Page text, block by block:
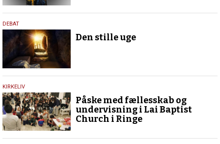
28.
marts
2024
DEBAT
Den stille uge
23.
marts
2024
KIRKELIV
Påske med fællesskab og
undervisning i Lai Baptist
Church i Ringe